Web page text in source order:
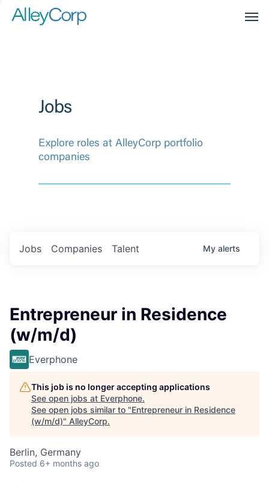
Jobs
Explore roles at AlleyCorp portfolio
companies
Jobs Companies Talent My alerts
Entrepreneur in Residence
(w/m/d)
Everphone
This job is no longer accepting applications
See open jobs at Everphone.
See open jobs similar to "Entrepreneur in Residence
(w/m/d)" AlleyCorp.
Berlin, Germany
Posted 6+ months ago